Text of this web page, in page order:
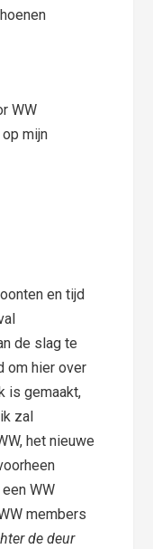
WW
mijn
en tijd
de slag te
om hier over
is gemaakt,
zal
het nieuwe
WW
members
de deur